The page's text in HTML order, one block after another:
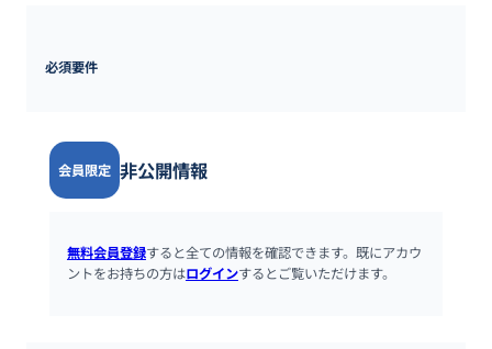
必須要件
会員限定 非公開情報
無料会員登録すると全ての情報を確認できます。既にアカウ
ントをお持ちの方はログインするとご覧いただけます。